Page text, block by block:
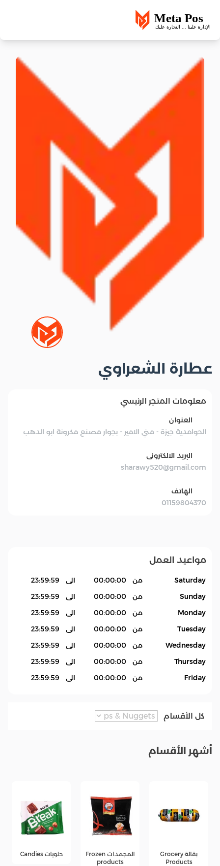
عطارة الشعراوي
معلومات المتجر الرئيسي
العنوان
الحوامدية جيزة - مني الامير - بجوار مصنع مكرونة ابو الدهب
البريد الالكترونى
sharawy520@gmail.com
الهاتف
01159804370
مواعيد العمل
Saturday من 00:00:00 الى
23:59:59
Sunday
من 00:00:00 الى
23:59:59
Monday
من 00:00:00 الى
23:59:59
Tuesday
من 00:00:00 الى
23:59:59
Wednesday
من 00:00:00 الى
23:59:59
Thursday
من 00:00:00 الى
23:59:59
Friday
من 00:00:00 الى 23:59:59
كل الأقسام
أشهر الأقسام
products
حلويات Candies
جبن Cheese